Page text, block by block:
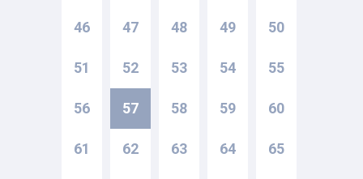
46 47 48 49 50
51 52 53 54 55
56 57 58 59 60
61 62 63 64 65